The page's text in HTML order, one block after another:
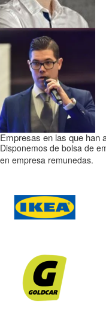
Empresas en las que han
Disponemos de bolsa de
en empresa remunedas.